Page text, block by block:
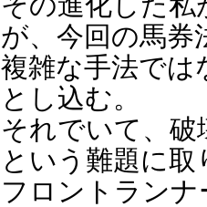
が、今回の馬券
複雑な手法では
とし込む。
それでいて、破
という難題に
フロントランナ